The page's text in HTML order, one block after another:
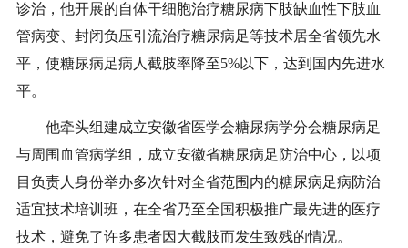
诊治，他开展的自体干细胞治疗糖尿病下肢缺血性下肢血
管病变、封闭负压引流治疗糖尿病足等技术居全省领先水
平，使糖尿病足病人截肢率降至5%以下，达到国内先进水
平。
他牵头组建成立安徽省医学会糖尿病学分会糖尿病足
与周围血管病学组，成立安徽省糖尿病足防治中心，以项
目负责人身份举办多次针对全省范围内的糖尿病足病防治
适宜技术培训班，在全省乃至全国积极推广最先进的医疗
技术，避免了许多患者因大截肢而发生致残的情况。